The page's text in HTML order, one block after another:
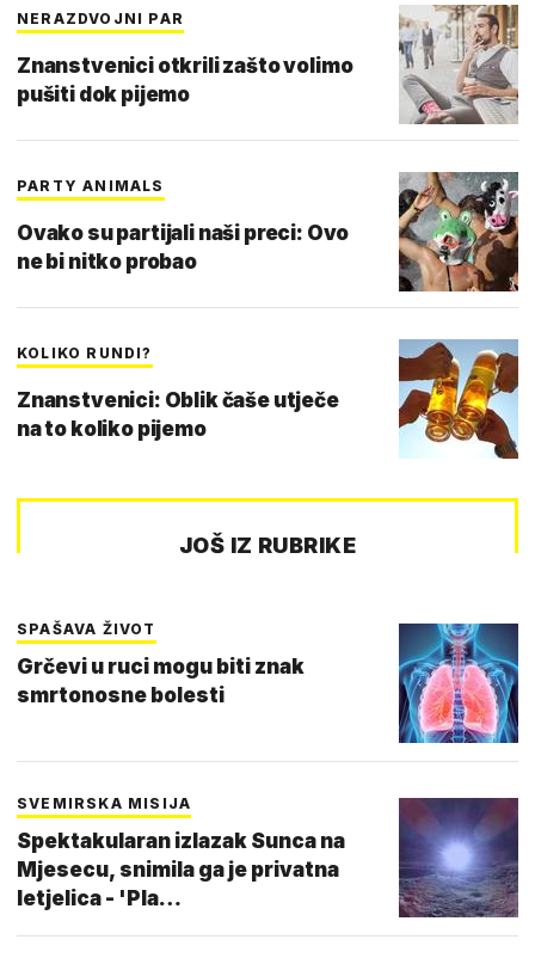
NERAZDVOJNI PAR
Znanstvenici otkrili zašto volimo
pušiti dok pijemo
PARTY ANIMALS
Ovako su partijali naši preci: Ovo
ne bi nitko probao
KOLIKO RUNDI?
Znanstvenici: Oblik čaše utječe
na to koliko pijemo
JOŠ IZ RUBRIKE
SPAŠAVA ŽIVOT
Grčevi u ruci mogu biti znak
smrtonosne bolesti
SVEMIRSKA MISIJA
Spektakularan izlazak Sunca na
Mjesecu, snimila ga je privatna
letjelica - 'Pla…